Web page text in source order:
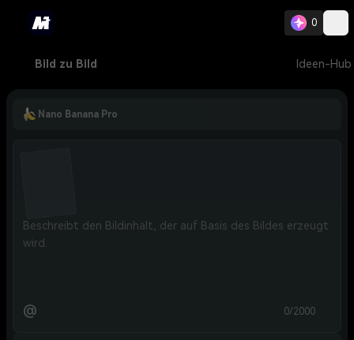
0
Bild zu Bild Ideen-Hub
Nano Banana Pro
@ 0/2000